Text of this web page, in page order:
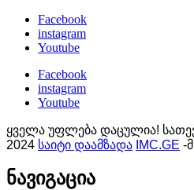
Facebook
instagram
Youtube
Facebook
instagram
Youtube
ყველა უფლება დაცულია!
2024 საიტი დაამზადა IMC.GE -
ნავიგაცია